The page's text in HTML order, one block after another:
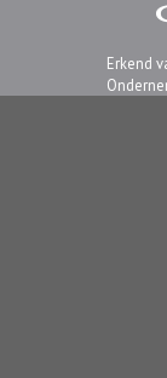
Erkend